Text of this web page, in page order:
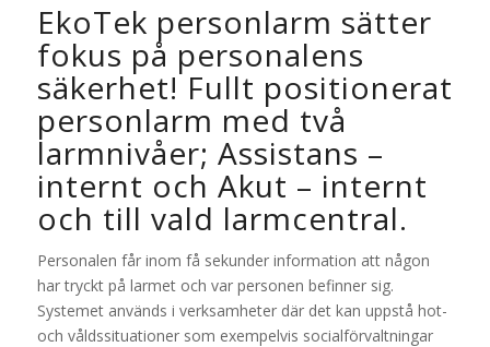
EkoTek personlarm sätter
fokus på personalens
säkerhet! Fullt positionerat
personlarm med två
larmnivåer; Assistans –
internt och Akut – internt
och till vald larmcentral.
Personalen får inom få sekunder information att någon
har tryckt på larmet och var personen befinner sig.
Systemet används i verksamheter där det kan uppstå hot-
och våldssituationer som exempelvis socialförvaltningar